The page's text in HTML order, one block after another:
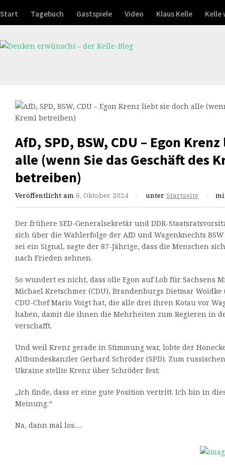
Start Tagebuch Gastspiele Video Klaus Kelle Kelle
AfD, SPD, BSW, CDU – Egon
alle (wenn Sie das Geschäft des
betreiben)
Veröffentlicht am 6. Oktober 2024 / unter Startseite /
Der frühere SED-Generalsekretär und DDR-
sich über die Wahlerfolge der AfD und Wagenknechts
sei ein Signal, sagte der 87-Jährige, dass die Menschen
nach Frieden sehnen.
So wundert es nicht, dass olle Egon auf Lob für Sachsens
Michael Kretschmer (CDU), Brandenburgs Dietmar
CDU-Chef Mario Voigt hat, die alle drei ihren Kotau vor
haben, damit die ihnen die Mehrheiten zum Regieren in
verschafft.
Und weil Krenz gerade in Stimmung war, lobte der
Altbundeskanzler Gerhard Schröder (SPD). Zum
Ukraine stellte Krenz über Schröder fest:
„Ich finde, dass er eine gute Position vertritt. Ich bin in
Meinung.“
Na, dann mal los….